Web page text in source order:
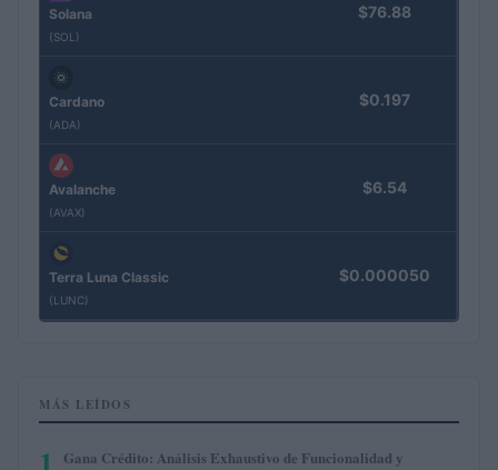
Solana
(SOL)
$76.88
Cardano
(ADA)
$0.197
Avalanche
(AVAX)
$6.54
Terra Luna Classic
(LUNC)
$0.000050
MÁS LEÍDOS
Gana Crédito: Análisis Exhaustivo de Funcionalidad y